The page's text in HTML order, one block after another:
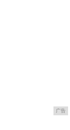
广告